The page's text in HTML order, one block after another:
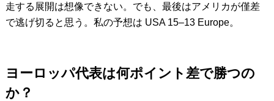
走する展開は想像できない。でも、最後はアメリカが僅差
で逃げ切ると思う。私の予想は USA 15–13 Europe。
ヨーロッパ代表は何ポイント差で勝つの
か？